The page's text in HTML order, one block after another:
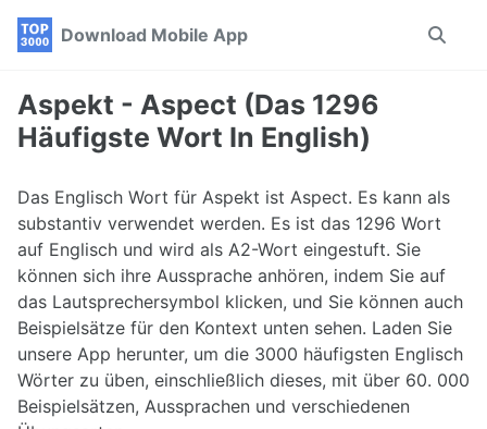
Skip
navigation
Skip
Skip
Download Mobile App
Toggle
Aspekt - Aspect (Das 1296
Häufigste Wort In English)
Das Englisch Wort für Aspekt ist Aspect. Es kann als
substantiv verwendet werden. Es ist das 1296 Wort
auf Englisch und wird als A2-Wort eingestuft. Sie
können sich ihre Aussprache anhören, indem Sie auf
das Lautsprechersymbol klicken, und Sie können auch
Beispielsätze für den Kontext unten sehen. Laden Sie
unsere App herunter, um die 3000 häufigsten Englisch
Wörter zu üben, einschließlich dieses, mit über 60. 000
Beispielsätzen, Aussprachen und verschiedenen